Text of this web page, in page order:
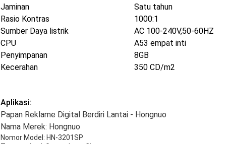
Jaminan
Satu tahun
Rasio Kontras
1000:1
Sumber Daya listrik
AC 100-240V,50-60HZ
CPU
A53 empat inti
Penyimpanan
8GB
Kecerahan
350 CD/m2
Aplikasi:
Papan Reklame Digital Berdiri Lantai - Hongnuo
Nama Merek: Hongnuo
Nomor Model: HN-3201SP